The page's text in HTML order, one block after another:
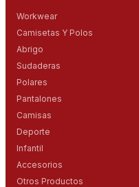
Workwear
Camisetas Y Polos
Abrigo
Sudaderas
Polares
Pantalones
Camisas
Deporte
Infantil
Accesorios
Otros Productos